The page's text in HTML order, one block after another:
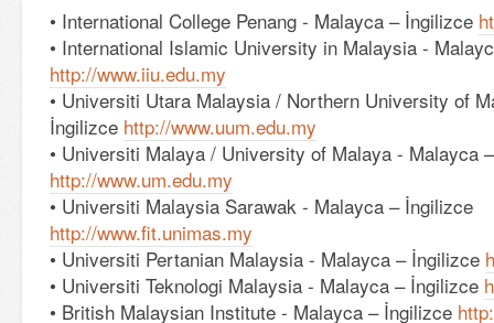
• International College Penang - Malayca – İngilizce
• International Islamic University in Malaysia -
http://www.iiu.edu.my
• Universiti Utara Malaysia / Northern University of
İngilizce http://www.uum.edu.my
• Universiti Malaya / University of Malaya - Malayca
http://www.um.edu.my
• Universiti Malaysia Sarawak - Malayca – İngilizce
http://www.fit.unimas.my
• Universiti Pertanian Malaysia - Malayca – İngilizce
• Universiti Teknologi Malaysia - Malayca – İngilizce
• British Malaysian Institute - Malayca – İngilizce